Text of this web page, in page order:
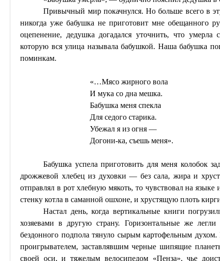
Привычный мир покачнулся. Но больше всего в
никогда уже бабушка не приготовит мне обещанного
оцепенение, дедушка догадался уточнить, что
которую вся улица называла бабушкой. Наша бабушка
поминкам.
«…Мясо жирного вола
И мука со дна мешка.
Бабушка меня спекла
Для седого старика.
Убежал я из огня —
Догони-ка, съешь меня».
Бабушка успела приготовить для меня колобок
дрожжевой хлебец из духовки — без сала, жира и
отправлял в рот хлебную мякоть, то чувствовал на
стенку котла в саманной ошхоне, и хрустящую плоть
Настал день, когда вертикальные книги
хозяевами в другую страну. Горизонтальныеже легли
бездонного подпола тянуло сырым картофельным
проигрывателем, заставлявшим черные шипящие
своей оси, и тяжелым велосипедом «Пенза», чье